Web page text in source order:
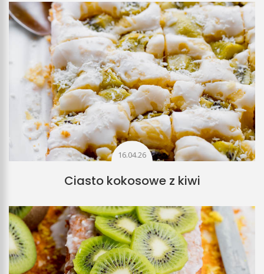
16.04.26
Ciasto kokosowe z kiwi